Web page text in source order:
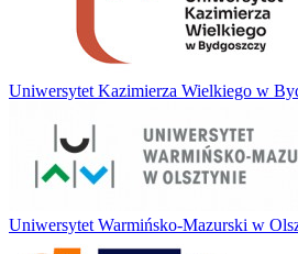
Uniwersytet Kazimierza Wielkiego w
Uniwersytet Warmińsko-Mazurski w